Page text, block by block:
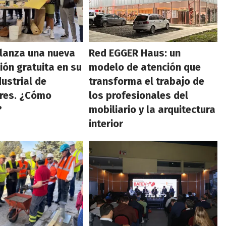
una nueva
gratuita en su
de
¿Cómo
Red EGGER Haus: un
modelo de atención que
transforma el trabajo de
los profesionales del
mobiliario y la arquitectura
interior